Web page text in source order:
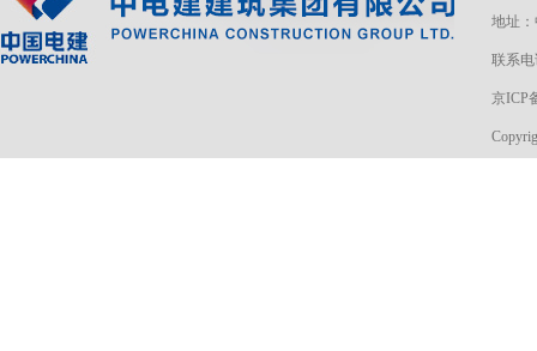
地址
联系电
京ICP